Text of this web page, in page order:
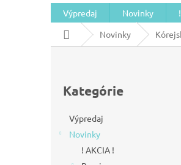
Výpredaj Novinky
DomovNovinky
p
kategórie
Kategórie
Výpredaj
Novinky
! AKCIA !